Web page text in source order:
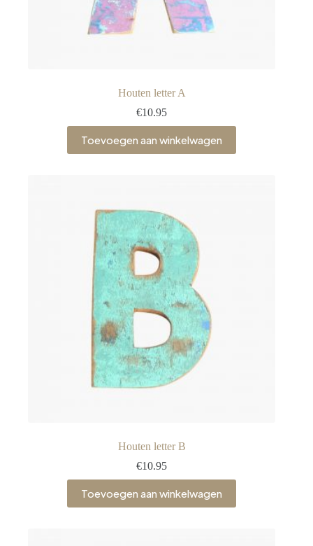
Houten letter A
€10.95
Toevoegen aan winkelwagen
Houten letter B
€10.95
Toevoegen aan winkelwagen